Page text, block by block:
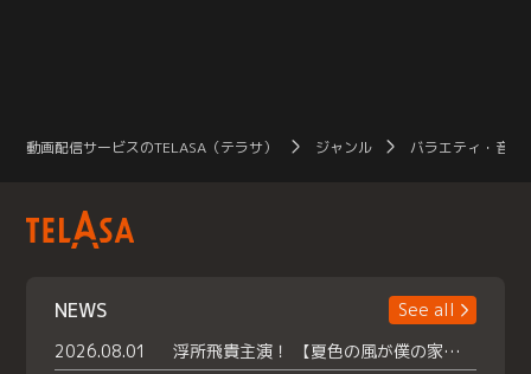
動画配信サービスのTELASA（テラサ） ジャンル バラエティ・音楽
NEWS
See all
2026.08.01
浮所飛貴主演！ 【夏色の風が僕の家にやってきた】 本日よりテラサで独占配信スタート！